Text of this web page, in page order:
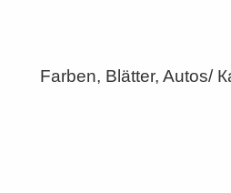
Farben, Blätter, Autos/